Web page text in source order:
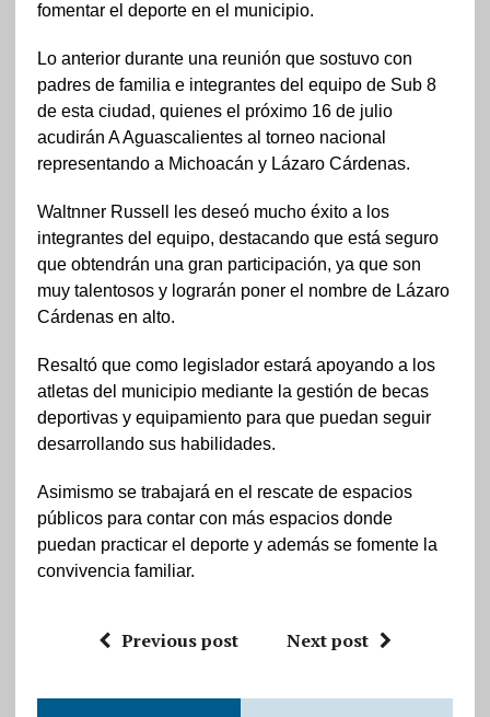
fomentar el deporte en el municipio.
Lo anterior durante una reunión que sostuvo con
padres de familia e integrantes del equipo de Sub 8
de esta ciudad, quienes el próximo 16 de julio
acudirán A Aguascalientes al torneo nacional
representando a Michoacán y Lázaro Cárdenas.
Waltnner Russell les deseó mucho éxito a los
integrantes del equipo, destacando que está seguro
que obtendrán una gran participación, ya que son
muy talentosos y lograrán poner el nombre de Lázaro
Cárdenas en alto.
Resaltó que como legislador estará apoyando a los
atletas del municipio mediante la gestión de becas
deportivas y equipamiento para que puedan seguir
desarrollando sus habilidades.
Asimismo se trabajará en el rescate de espacios
públicos para contar con más espacios donde
puedan practicar el deporte y además se fomente la
convivencia familiar.
Previous post Next post